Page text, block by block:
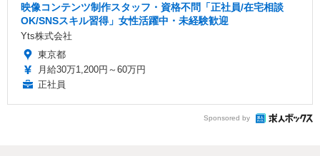
映像コンテンツ制作スタッフ・資格不問「正社員/在宅相談
OK/SNSスキル習得」女性活躍中・未経験歓迎
Yts株式会社
東京都
月給30万1,200円～60万円
正社員
Sponsored by